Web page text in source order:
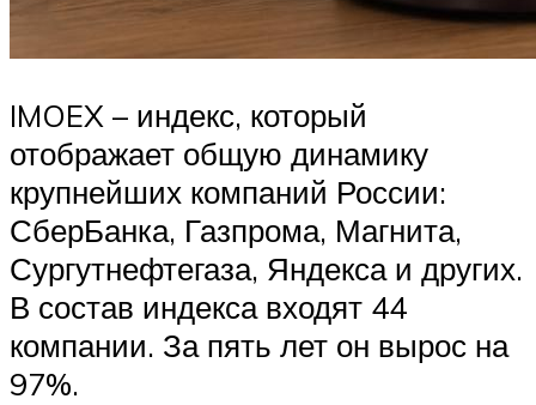
IMOEX – индекс, который
отображает общую динамику
крупнейших компаний России:
СберБанка, Газпрома, Магнита,
Сургутнефтегаза, Яндекса и других.
В состав индекса входят 44
компании. За пять лет он вырос на
97%.